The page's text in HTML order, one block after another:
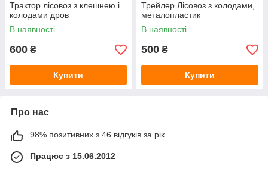
Трактор лісовоз з клешнею і
колодами дров
В наявності
600 ₴
Купити
Трейлер Лісовоз з колодами,
металопластик
В наявності
500 ₴
Купити
Про нас
98% позитивних з 46 відгуків за рік
Працює з 15.06.2012